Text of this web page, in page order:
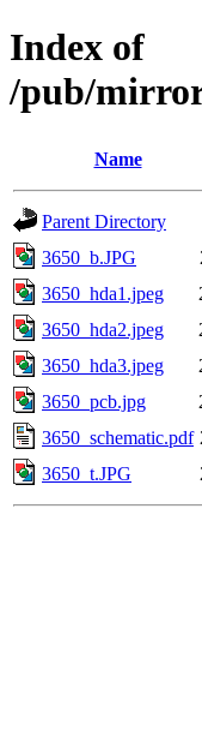
Index of
/pub/
Name
Parent Directory
3650_b.JPG
3650_hda1.jpeg
3650_hda2.jpeg
3650_hda3.jpeg
3650_pcb.jpg
3650_schematic.pdf
3650_t.JPG